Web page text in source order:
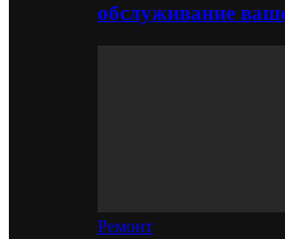
обслуживание
Ремонт